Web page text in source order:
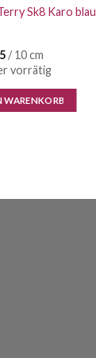
Sk8 Karo blau
/ 10 cm
vorrätig
WARENKORB